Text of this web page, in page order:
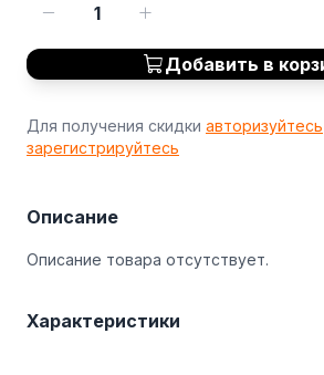
1
Добавить в
Для получения скидки авторизуйтесь
зарегистрируйтесь
Описание
Описание товара отсутствует.
Характеристики